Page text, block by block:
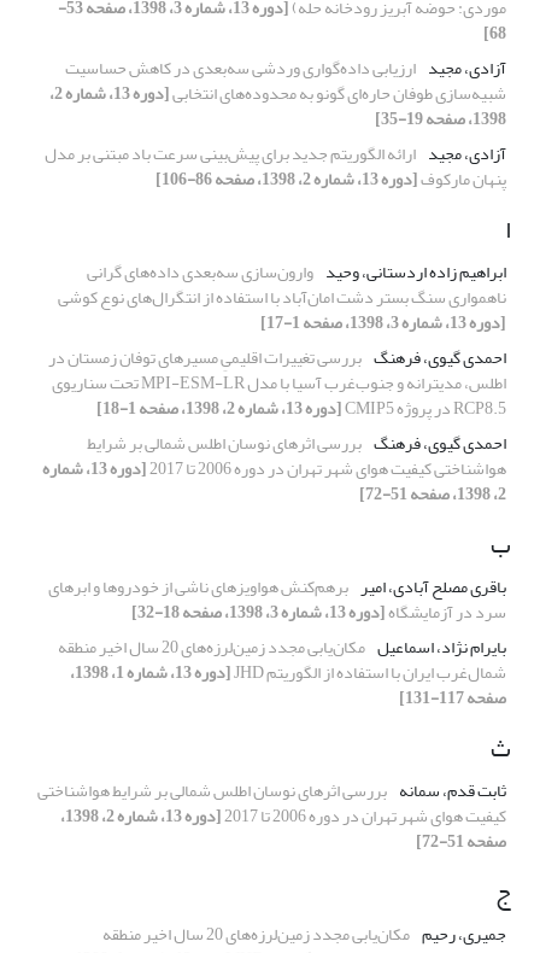
موردی: حوضه آبریز رودخانه حله) [دوره 13، شماره 3، 1398، صفحه 53-
68]
آزادی، مجید ارزیابی داده‌گواری وردشی سه‌بعدی در کاهش حساسیت
شبیه‌سازی طوفان حاره‌ای گونو به محدوده‌های انتخابی [دوره 13، شماره 2،
1398، صفحه 19-35]
آزادی، مجید ارائه الگوریتم جدید برای پیش‌بینی سرعت باد مبتنی بر مدل
پنهان مارکوف[دوره 13، شماره 2، 1398، صفحه 86-106]
ا
ابراهیم زاده اردستانی، وحید وارون‌سازی سه‌بعدی داده‌های گرانی
ناهمواری سنگ بستر دشت امان‌آباد با استفاده از انتگرال‌های نوع کوشی
[دوره 13، شماره 3، 1398، صفحه 1-17]
احمدی گیوی، فرهنگ بررسی تغییرات اقلیمیِ مسیرهای توفان زمستان در
اطلس، مدیترانه و جنوب‌غرب آسیا با مدل MPI-ESM-LR تحت سناریوی
RCP8.5 در پروژه CMIP5
[دوره 13، شماره 2، 1398، صفحه 1-18]
احمدی گیوی، فرهنگ بررسی اثرهای نوسان اطلس شمالی بر شرایط
هواشناختی کیفیت هوای شهر تهران در دوره 2006 تا 2017 [دوره 13، شماره
2، 1398، صفحه 51-72]
ب
باقری مصلح آبادی، امیر برهم‌کنش هواویزهای ناشی از خودروها و ابرهای
سرد در آزمایشگاه[دوره 13، شماره 3، 1398، صفحه 18-32]
بایرام نژاد، اسماعیل
مکان‌یابی مجدد زمین‌لرزه‌های 20 سال اخیر منطقه
شمال‌غرب ایران با استفاده از الگوریتم JHD [دوره 13، شماره 1، 1398،
صفحه 117-131]
ث
ثابت قدم، سمانه بررسی اثرهای نوسان اطلس شمالی بر شرایط هواشناختی
کیفیت هوای شهر تهران در دوره 2006 تا 2017 [دوره 13، شماره 2، 1398،
صفحه 51-72]
ج
جمیری، رحیم مکان‌یابی مجدد زمین‌لرزه‌های 20 سال اخیر منطقه